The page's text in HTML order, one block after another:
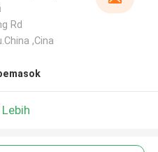
Rd
,Cina